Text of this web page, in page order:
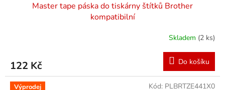
Master tape páska do tiskárny štítků Brother
kompatibilní
Skladem (2 ks)
122 Kč Do košíku
Výprodej Kód: PLBRTZE441X0